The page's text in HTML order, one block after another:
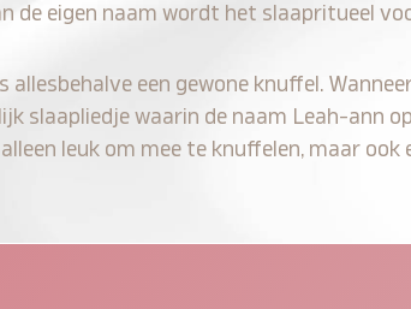
de eigen naam wordt het slaapritueel
is allesbehalve een gewone knuffel.
slaapliedje waarin de naam Leah-ann
leuk om mee te knuffelen, maar